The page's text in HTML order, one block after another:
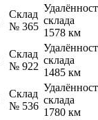
Склад
№ 365
склада
1578 км
Склад
№ 922
склада
1485 км
Склад
№ 536
склада
1780 км